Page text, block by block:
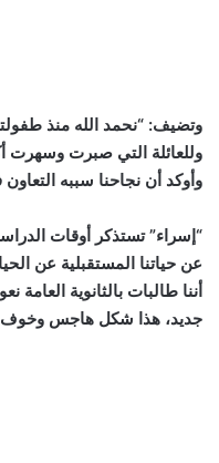
وتضيف: “نحمد الله منذ
وللعائلة التي صبرت وسهرت
وأوكد أن نجاحنا سببه التعاون
“إسراء” تستذكر أوقات
عن حياتنا المستقبلية عن
أننا طالبات بالثانوية العامة
جديد، هذا شكل هاجس وخوف